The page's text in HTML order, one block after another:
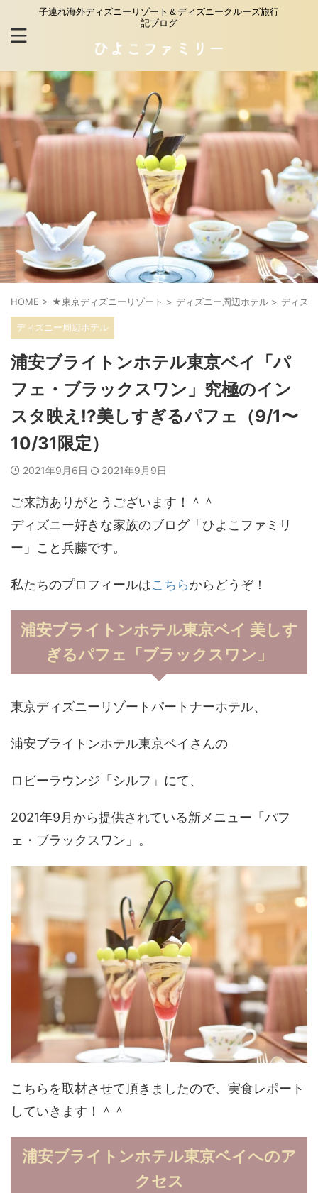
子連れ海外ディズニーリゾート＆ディズニークルーズ旅行
記ブログ
HOME > ★東京ディズニーリゾート > ディズニー周辺ホテル > ディズ
ディズニー周辺ホテル
浦安ブライトンホテル東京ベイ「パ
フェ・ブラックスワン」究極のイン
スタ映え!?美しすぎるパフェ（9/1〜
10/31限定）
2021年9月6日 2021年9月9日
ご来訪ありがとうございます！＾＾
ディズニー好きな家族のブログ「ひよこファミリ
ー」こと兵藤です。
私たちのプロフィールはこちらからどうぞ！
浦安ブライトンホテル東京ベイ 美しす
ぎるパフェ「ブラックスワン」
東京ディズニーリゾートパートナーホテル、
浦安ブライトンホテル東京ベイさんの
ロビーラウンジ「シルフ」にて、
2021年9月から提供されている新メニュー「パフ
ェ・ブラックスワン」。
こちらを取材させて頂きましたので、実食レポート
していきます！＾＾
浦安ブライトンホテル東京ベイへのア
クセス